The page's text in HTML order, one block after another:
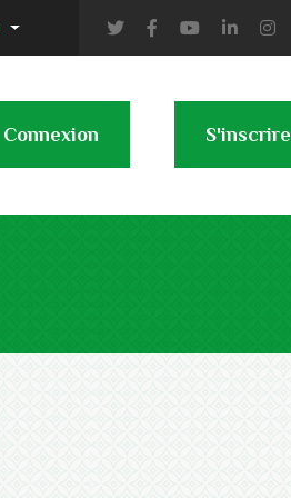
Connexion S'inscrire